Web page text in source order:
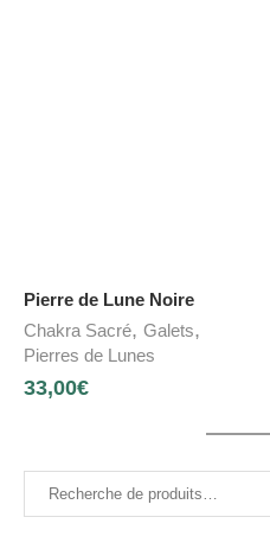
Pierre de Lune Noire
Chakra Sacré, Galets,
Pierres de Lunes
33,00€